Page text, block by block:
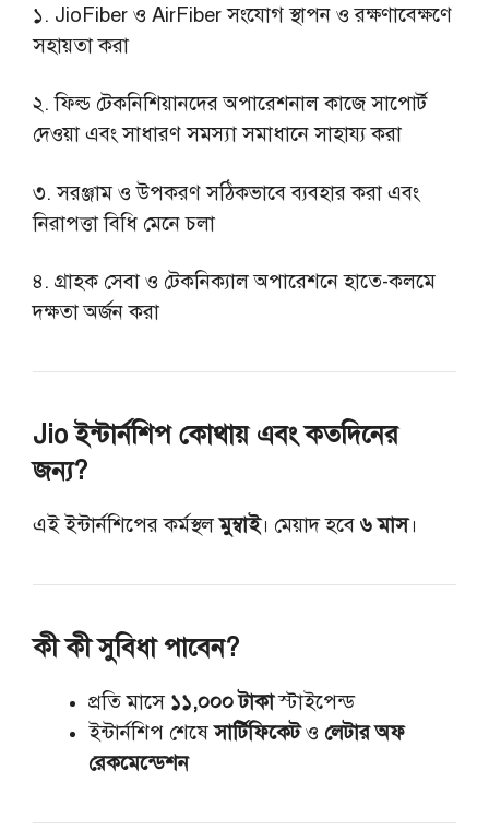
১. JioFiber ও AirFiber সংযোগ স্থাপন ও রক্ষণাবেক্ষণে
সহায়তা করা
২. ফিল্ড টেকনিশিয়ানদের অপারেশনাল কাজে সাপোর্ট
দেওয়া এবং সাধারণ সমস্যা সমাধানে সাহায্য করা
৩. সরঞ্জাম ও উপকরণ সঠিকভাবে ব্যবহার করা এবং
নিরাপত্তা বিধি মেনে চলা
৪. গ্রাহক সেবা ও টেকনিক্যাল অপারেশনে হাতে-কলমে
দক্ষতা অর্জন করা
Jio ইন্টার্নশিপ কোথায় এবং কতদিনের
জন্য?
এই ইন্টার্নশিপের কর্মস্থলমুম্বাই। মেয়াদ হবে ৬ মাস।
কী কী সুবিধা পাবেন?
প্রতি মাসে ১১,০০০ টাকাস্টাইপেন্ড
ইন্টার্নশিপ শেষেসার্টিফিকেটও লেটার অফ
রেকমেন্ডেশন